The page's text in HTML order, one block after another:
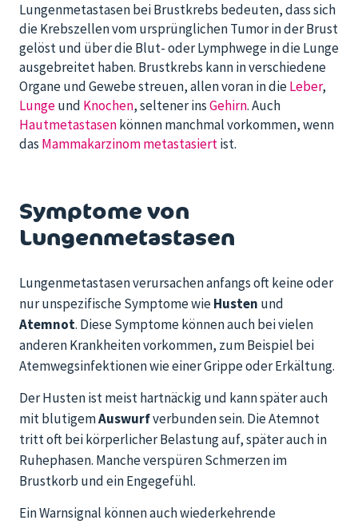
Lungenmetastasen bei Brustkrebs bedeuten, dass sich
die Krebszellen vom ursprünglichen Tumor in der Brust
gelöst und über die Blut- oder Lymphwege in die Lunge
ausgebreitet haben. Brustkrebs kann in verschiedene
Organe und Gewebestreuen, allen voran in dieLeber,
Lungeund Knochen, seltener insGehirn. Auch
Hautmetastasenkönnenmanchmalvorkommen, wenn
das Mammakarzinom metastasiertist.
Symptome von
Lungenmetastasen
Lungenmetastasen verursachen anfangs oft keine oder
nur unspezifische Symptome wieHusten und
Atemnot. Diese Symptome können auch bei vielen
anderen Krankheiten vorkommen, zum Beispiel bei
Atemwegsinfektionen wie einer Grippe oder Erkältung.
Der Husten ist meist hartnäckig und kann später auch
mit blutigemAuswurfverbunden sein. Die Atemnot
tritt oft bei körperlicher Belastung auf, später auch in
Ruhephasen. Manche verspüren Schmerzen im
Brustkorb und ein Engegefühl.
Ein Warnsignal können auch wiederkehrende